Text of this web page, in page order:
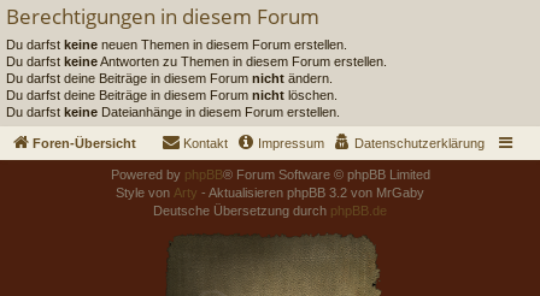
Berechtigungen in diesem Forum
Du darfst keine neuen Themen in diesem Forum erstellen.
Du darfst keineAntworten zu Themen in diesem Forum erstellen.
Du darfst deine Beiträge in diesem Forum nicht ändern.
Du darfst deine Beiträge in diesem Forum nicht löschen.
Du darfst keine Dateianhänge in diesem Forum erstellen.
Foren-Übersicht Datenschutzerklärung
Impressum
Kontakt
Powered by phpBB® Forum Software © phpBB Limited
Style von Arty - Aktualisieren phpBB 3.2 von MrGaby
Deutsche Übersetzung durch phpBB.de